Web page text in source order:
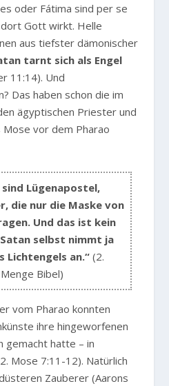
oder Fátima sind per se
Gott wirkt. Helle
aus tiefster dämonischer
tarnt sich als Engel
11:14). Und
Das haben schon die im
ägyptischen Priester und
vor dem Pharao
Lügenapostel,
die nur die Maske von
Und das ist kein
selbst nimmt ja
Lichtengels an.“(2.
Bibel)
vom Pharao konnten
ihre hingeworfenen
gemacht hatte – in
Mose 7:11-12). Natürlich
Zauberer (Aarons